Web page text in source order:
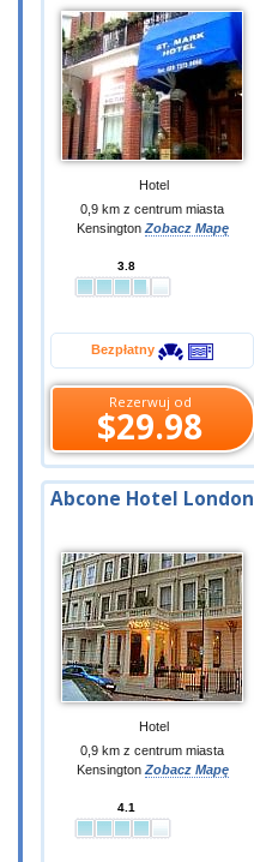
Hotel
0,9 km z centrum miasta
Kensington Zobacz Mapę
3.8
Bezpłatny
Rezerwuj od
$29.98
Abcone Hotel London
Hotel
0,9 km z centrum miasta
Kensington Zobacz Mapę
4.1